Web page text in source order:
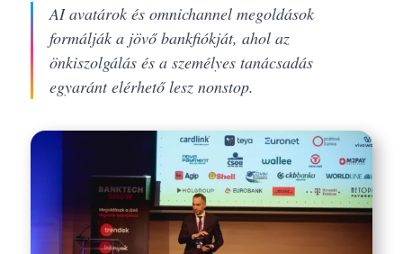
AI avatárok és omnichannel megoldások
formálják a jövő bankfiókját, ahol az
önkiszolgálás és a személyes tanácsadás
egyaránt elérhető lesz nonstop.